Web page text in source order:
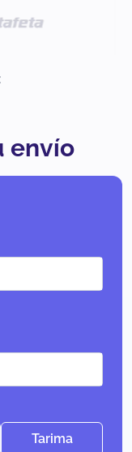
envío
Tarima